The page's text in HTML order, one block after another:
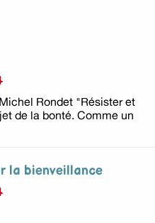
Rondet "Résister et
de la bonté. Comme un
la bienveillance